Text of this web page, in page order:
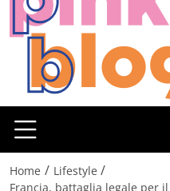
Home / Lifestyle /
Francia, battaglia legale per